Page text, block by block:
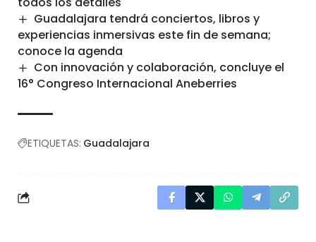
Guadalajara tendrá conciertos, libros y
experiencias inmersivas este fin de semana;
conoce la agenda
Con innovación y colaboración, concluye el
16° Congreso Internacional Aneberries
ETIQUETAS: Guadalajara